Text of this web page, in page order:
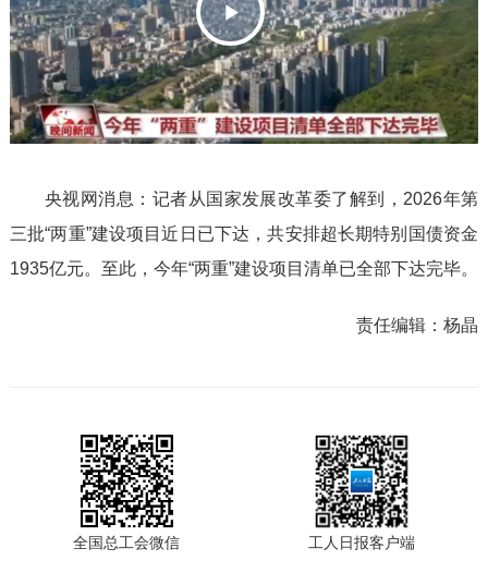
P
l
y
央视网消息：记者从国家发展改革委了解到，2026年第
三批“两重”建设项目近日已下达，共安排超长期特别国债资金
1935亿元。至此，今年“两重”建设项目清单已全部下达完毕。
责任编辑：杨晶
全国总工会微信 工人日报客户端